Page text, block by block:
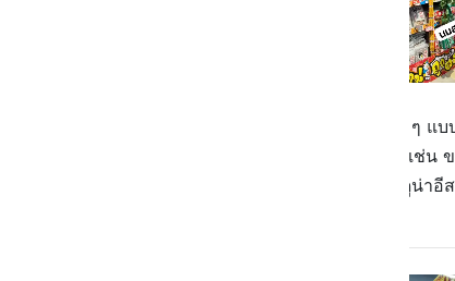
เดินมาอีกนิดจะเจอกับป้ายห้อยเยอะ ๆ
นี้ คือ ของถูกและดี คุ้มค่าคุ้มราคา เช่น
แล้วยังมีนมสตรอว์เบอร์รีขวดอ้วน ดูน่า